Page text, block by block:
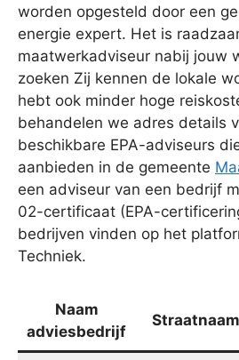
worden opgesteld door een
energie expert. Het is
maatwerkadviseur nabij jouw
zoeken Zij kennen de lokale
hebt ook minder hoge
behandelen we adres details
beschikbare EPA-adviseurs
aanbieden in de gemeente
een adviseur van een bedrijf
02-certificaat (EPA-
bedrijven vinden op het
Techniek.
Naam
adviesbedrijf
Straatnaam